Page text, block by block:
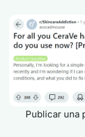
Publicar una